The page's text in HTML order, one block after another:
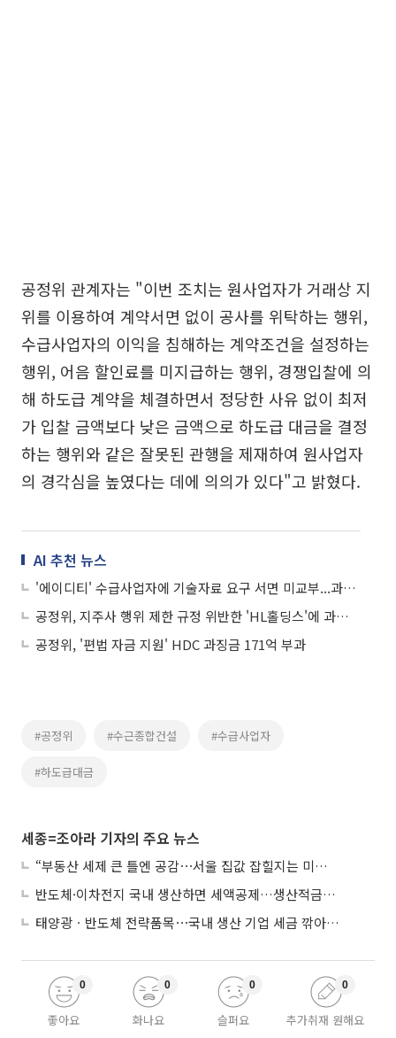
공정위 관계자는 "이번 조치는 원사업자가 거래상 지
위를 이용하여 계약서면 없이 공사를 위탁하는 행위,
수급사업자의 이익을 침해하는 계약조건을 설정하는
행위, 어음 할인료를 미지급하는 행위, 경쟁입찰에 의
해 하도급 계약을 체결하면서 정당한 사유 없이 최저
가 입찰 금액보다 낮은 금액으로 하도급 대금을 결정
하는 행위와 같은 잘못된 관행을 제재하여 원사업자
의 경각심을 높였다는 데에 의의가 있다"고 밝혔다.
AI 추천 뉴스
'에이디티' 수급사업자에 기술자료 요구 서면 미교부...과징금 1.1억 부과
공정위, 지주사 행위 제한 규정 위반한 'HL홀딩스'에 과징금 900만원
공정위, '편법 자금 지원' HDC 과징금 171억 부과
#공정위 #수근종합건설 #수급사업자
#하도급대금
세종=조아라 기자의 주요 뉴스
“부동산 세제 큰 틀엔 공감⋯서울 집값 잡힐지는 미지수”
반도체·이차전지 국내 생산하면 세액공제…생산적금융 ISA 신설
태양광ㆍ반도체 전략품목⋯국내 생산 기업 세금 깎아준다
좋아요
0
화나요
0
슬퍼요
0
추가취재 원해요
0